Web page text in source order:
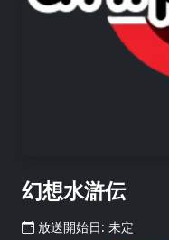
幻想水滸伝
放送開始日: 未定